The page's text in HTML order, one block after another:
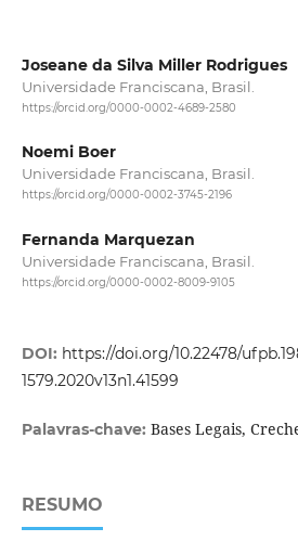
Joseane da Silva Miller Rodrigues
Universidade Franciscana, Brasil.
https://orcid.org/0000-0002-4689-2580
Noemi Boer
Universidade Franciscana, Brasil.
https://orcid.org/0000-0002-3745-2196
Fernanda Marquezan
Universidade Franciscana, Brasil.
https://orcid.org/0000-0002-8009-9105
DOI: https://doi.org/10.22478/
1579.2020v13n1.41599
Palavras-chave: Bases Legais,
RESUMO